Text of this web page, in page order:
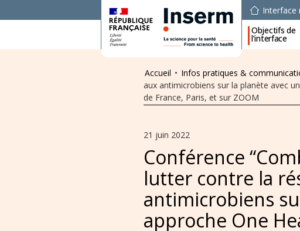
Interface
Objectifs de
l’interface
Accueil • Infos pratiques &
aux antimicrobiens sur la planète avec
de France, Paris, et sur ZOOM
21 juin 2022
Conférence
lutter contre la
antimicrobiens
approche One